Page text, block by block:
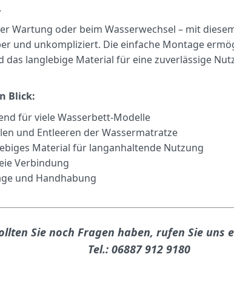
Wartung oder beim Wasserwechsel – mit
und unkompliziert. Die einfache Montage
das langlebige Material für eine zuverlässige
Blick:
für viele Wasserbett-Modelle
und Entleeren der Wassermatratze
Material für langanhaltende Nutzung
Verbindung
und Handhabung
Sie noch Fragen haben, rufen Sie uns
Tel.: 06887 912 9180